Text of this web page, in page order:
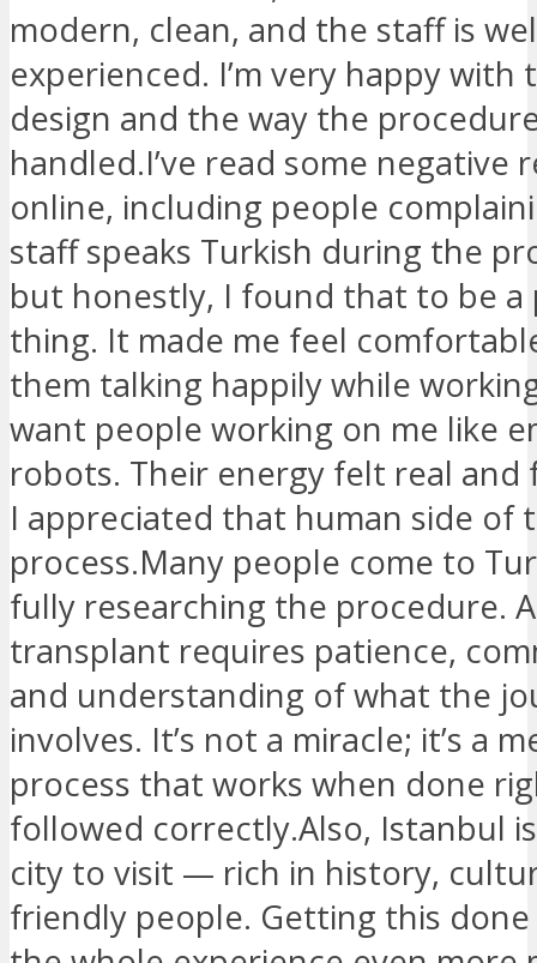
modern, clean, and the staff is
experienced. I’m very happy with
design and the way the
handled.I’ve read some negative
online, including people
staff speaks Turkish during the
but honestly, I found that to be a
thing. It made me feel
them talking happily while
want people working on me like
robots. Their energy felt real and
I appreciated that human side of
process.Many people come to
fully researching the procedure.
transplant requires patience,
and understanding of what the
involves. It’s not a miracle; it’s a
process that works when done
followed correctly.Also, Istanbul
city to visit — rich in history,
friendly people. Getting this